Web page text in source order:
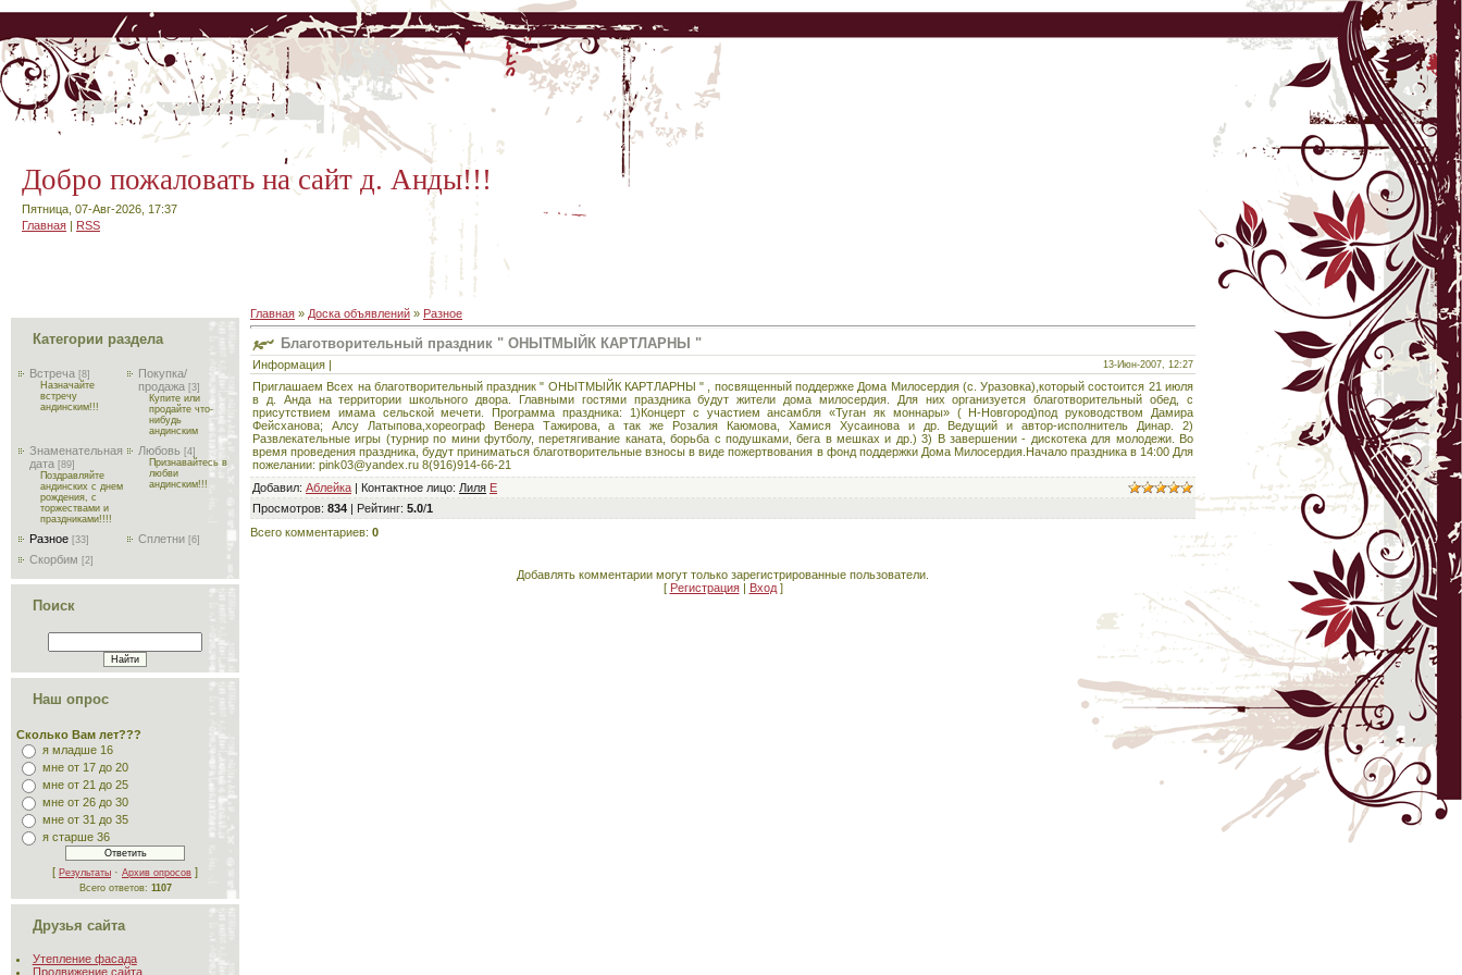
Добро пожаловать на сайт д. Анды!!!
Пятница, 07-Авг-2026, 17:37
Главная | RSS
Категории раздела
Встреча [8]
Назначайте
встречу
андинским!!!
Покупка/
продажа [3]
Купите или
продайте что-
нибудь
андинским
Знаменательная
дата [89]
Поздравляйте
андинских с днем
рождения, с
торжествами и
праздниками!!!!
Любовь [4]
Признавайтесь в
любви
андинским!!!
Разное [33] Сплетни [6]
Скорбим [2]
Поиск
Наш опрос
Сколько Вам лет???
я младше 16
мне от 17 до 20
мне от 21 до 25
мне от 26 до 30
мне от 31 до 35
я старше 36
[ Результаты · Архив опросов ]
Всего ответов: 1107
Друзья сайта
Утепление фасада
Продвижение сайта
Главная » Доска объявлений » Разное
Благотворительный праздник " ОНЫТМЫЙК КАРТЛАРНЫ "
Информация | 13-Июн-2007, 12:27
Приглашаем Всех на благотворительный праздник " ОНЫТМЫЙК КАРТЛАРНЫ " , посвященный поддержке Дома Милосердия (с. Уразовка),который состоится 21 июля
в д. Анда на территории школьного двора. Главными гостями праздника будут жители дома милосердия. Для них организуется благотворительный обед, с
присутствием имама сельской мечети. Программа праздника: 1)Концерт с участием ансамбля «Туган як моннары» ( Н-Новгород)под руководством Дамира
Фейсханова; Алсу Латыпова,хореограф Венера Тажирова, а так же Розалия Каюмова, Хамися Хусаинова и др. Ведущий и автор-исполнитель Динар. 2)
Развлекательные игры (турнир по мини футболу, перетягивание каната, борьба с подушками, бега в мешках и др.) 3) В завершении - дискотека для молодежи. Во
время проведения праздника, будут приниматься благотворительные взносы в виде пожертвования в фонд поддержки Дома Милосердия.Начало праздника в 14:00 Для
пожелании: pink03@yandex.ru 8(916)914-66-21
Добавил: Аблейка | Контактное лицо: Лиля E
Просмотров: 834 | Рейтинг: 5.0/1
Всего комментариев: 0
Добавлять комментарии могут только зарегистрированные пользователи.
[ Регистрация| Вход]